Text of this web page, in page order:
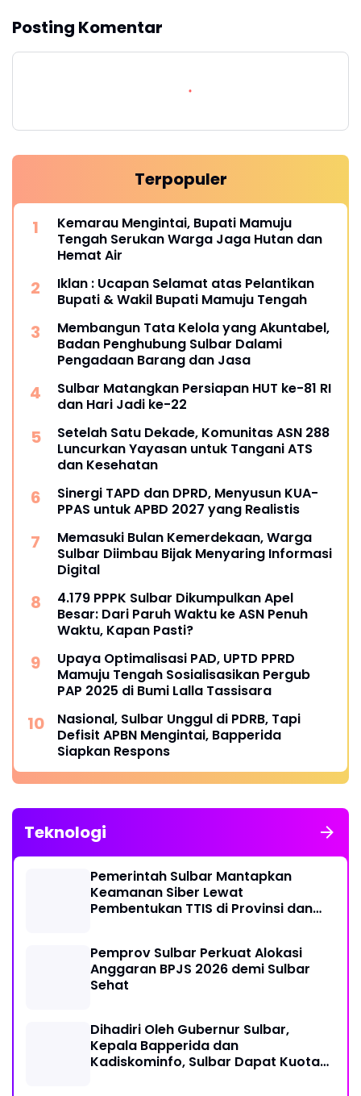
Posting Komentar
Terpopuler
Kemarau Mengintai, Bupati Mamuju
Tengah Serukan Warga Jaga Hutan dan
Hemat Air
Iklan : Ucapan Selamat atas Pelantikan
Bupati & Wakil Bupati Mamuju Tengah
Membangun Tata Kelola yang Akuntabel,
Badan Penghubung Sulbar Dalami
Pengadaan Barang dan Jasa
Sulbar Matangkan Persiapan HUT ke-81 RI
dan Hari Jadi ke-22
Setelah Satu Dekade, Komunitas ASN 288
Luncurkan Yayasan untuk Tangani ATS
dan Kesehatan
Sinergi TAPD dan DPRD, Menyusun KUA-
PPAS untuk APBD 2027 yang Realistis
Memasuki Bulan Kemerdekaan, Warga
Sulbar Diimbau Bijak Menyaring Informasi
Digital
4.179 PPPK Sulbar Dikumpulkan Apel
Besar: Dari Paruh Waktu ke ASN Penuh
Waktu, Kapan Pasti?
Upaya Optimalisasi PAD, UPTD PPRD
Mamuju Tengah Sosialisasikan Pergub
PAP 2025 di Bumi Lalla Tassisara
Nasional, Sulbar Unggul di PDRB, Tapi
Defisit APBN Mengintai, Bapperida
Siapkan Respons
Teknologi
Pemerintah Sulbar Mantapkan
Keamanan Siber Lewat
Pembentukan TTIS di Provinsi dan
Pemprov Sulbar Perkuat Alokasi
Anggaran BPJS 2026 demi Sulbar
Sehat
Dihadiri Oleh Gubernur Sulbar,
Kepala Bapperida dan
Kadiskominfo, Sulbar Dapat Kuota